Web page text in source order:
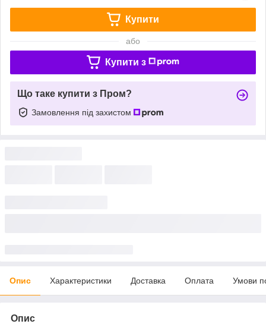
Купити
або
Купити з
Що таке купити з Пром?
Замовлення під захистом
Опис Характеристики Доставка Оплата Умови
Опис